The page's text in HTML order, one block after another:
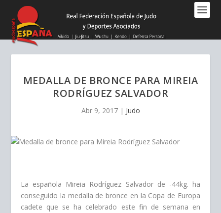
este
sitio
web
MEDALLA DE BRONCE PARA MIREIA
RODRÍGUEZ SALVADOR
Abr 9, 2017| Judo
La española Mireia Rodríguez Salvador de -44kg. ha
conseguido la medalla de bronce en la Copa de Europa
cadete que se ha celebrado este fin de semana en